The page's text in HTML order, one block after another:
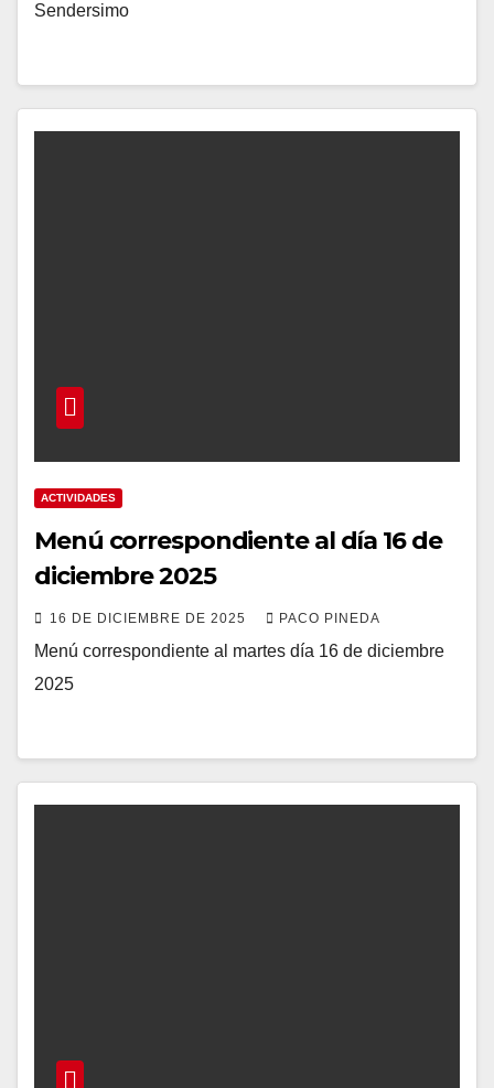
Sendersimo
ACTIVIDADES
Menú correspondiente al día 16 de
diciembre 2025
16 DE DICIEMBRE DE 2025 PACO PINEDA
Menú correspondiente al martes día 16 de diciembre
2025